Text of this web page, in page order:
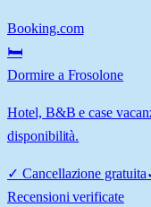
Booking.com
🛏️
Dormire a Frosolone
Hotel, B&B e case
disponibilità.
✓ Cancellazione gratuita
Recensioni verificate